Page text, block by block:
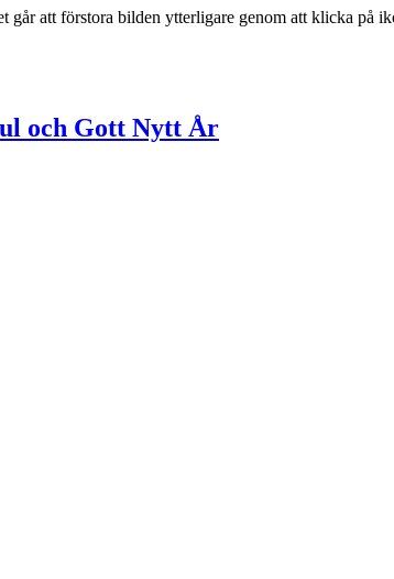
att förstora bilden ytterligare genom att klicka på
och Gott Nytt År